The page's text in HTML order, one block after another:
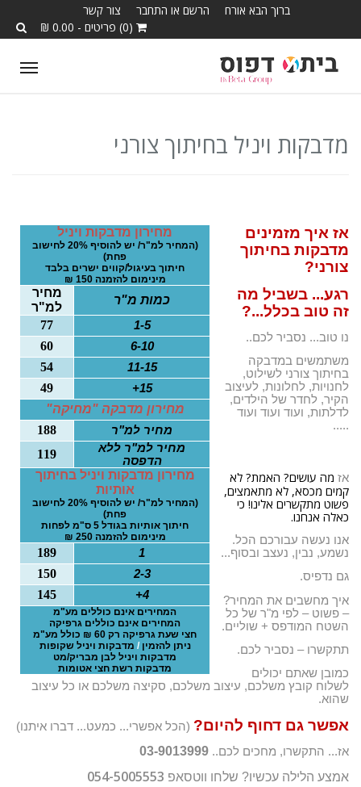
ברוך הבא אורח הרשם או התחבר
צור קשר
(0) פריטים - 0.00 ₪
T
a
g
a
t
i
o
n
מדבקות ויניל בחיתוך צורני
מחירון מדבקות ויניל
(המחיר למ"ר/ יש להוסיף 20% לחישוב
פחת)
חיתוך בעיגול/קווים ישרים בלבד
מינימום להזמנה 150 ₪
כמות מ"ר
מחיר
למ"ר
1-5
77
6-10
60
11-15
54
15+
49
מחירון מדבקה "מחיקה"
מחיר למ"ר 188
מחיר למ"ר ללא
הדפסה
119
מחירון מדבקות ויניל בחיתוך
אותיות
(המחיר למ"ר/ יש להוסיף 20% לחישוב
פחת)
חיתוך אותיות בגודל 5 ס"מ לפחות
מינימום להזמנה 250 ₪
1
189
2-3
150
4+
145
המחירים אינם כוללים מע"מ
המחירים אינם כוללים גרפיקה
חצי שעת גרפיקה רק 60 ₪ כולל מע"מ
ניתן להזמין / מדבקות ויניל שקופות
מדבקות ויניל לבן מבריק/מט
מדבקות רשת חצי אטומות
אז איך מזמינים
מדבקות בחיתוך
צורני?
רגע... בשביל מה
זה טוב בכלל...?
נו טוב... נסביר לכם..
משתמשים במדבקה
בחיתוך צורני לשילוט,
לחנויות, לחלונות, לעיצוב
הקיר, לחדר של הילדים,
לדלתות, ועוד ועוד ועוד
.....
אז מה עושים? האמת? לא
קמים מכסא, לא מתאמצים,
פשוט מתקשרים אלינו! כי
כאלה אנחנו.
אנו נעשה עבורכם הכל.
נשמע, נבין, נעצב ובסוף...
גם נדפיס.
איך מחשבים את המחיר?
– פשוט – לפי מ"ר של כל
השטח המודפס + שוליים.
תתקשרו – נסביר לכם.
כמובן שאתם יכולים
לשלוח קובץ משלכם, עיצוב משלכם, סקיצה משלכם או כל עיצוב
שהוא.
אפשר גם דחוף להיום? (הכל אפשרי... כמעט... דברו איתנו)
אז... התקשרו, מחכים לכם.. 03-9013999
אמצע הלילה עכשיו? שלחו ווטסאפ 054-5005553